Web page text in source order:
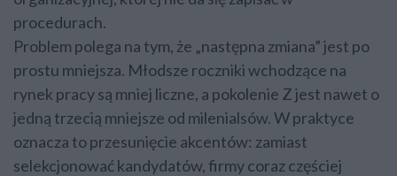
procedurach.
Problem polega na tym, że „następna zmiana” jest po
prostu mniejsza. Młodsze roczniki wchodzące na
rynek pracy są mniej liczne, a pokolenie Z jest nawet o
jedną trzecią mniejsze od milenialsów. W praktyce
oznacza to przesunięcie akcentów: zamiast
selekcjonować kandydatów, firmy coraz częściej